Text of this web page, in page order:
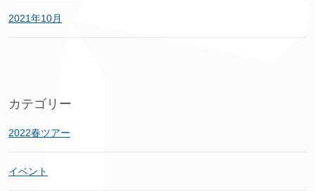
2021年10月
カテゴリー
2022春ツアー
イベント